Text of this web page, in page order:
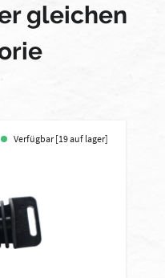
gleichen
Verfügbar [19 auf lager]